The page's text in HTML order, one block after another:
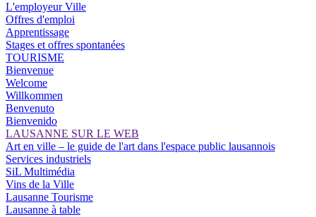
L'employeur Ville
Offres d'emploi
Apprentissage
Stages et offres spontanées
TOURISME
Bienvenue
Welcome
Willkommen
Benvenuto
Bienvenido
LAUSANNE SUR LE WEB
Art en ville – le guide de l'art dans l'espace public lausannois
Services industriels
SiL Multimédia
Vins de la Ville
Lausanne Tourisme
Lausanne à table